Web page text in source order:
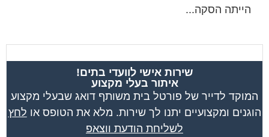
הייתה הסקה...
שירות אישי לוועדי בתים!
איתור בעלי מקצוע
המוקד לדייר של פורטל בית משותף דואג שבעלי מקצוע
הוגנים ומקצועיים יתנו לך שירות. מלא את הטופס או לחץ
לשליחת הודעת ווצאפ